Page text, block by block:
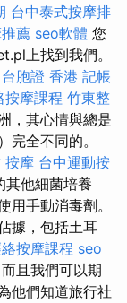
台中泰式按摩排
薦 seo軟體 您
上找到我們。
台胞證 香港 記帳
按摩課程 竹東整
，其心情與總是
全不同的。
按摩 台中運動按
其他細菌培養
手動消毒劑。
據，包括土耳
按摩課程 seo
且我們可以期
他們知道旅行社